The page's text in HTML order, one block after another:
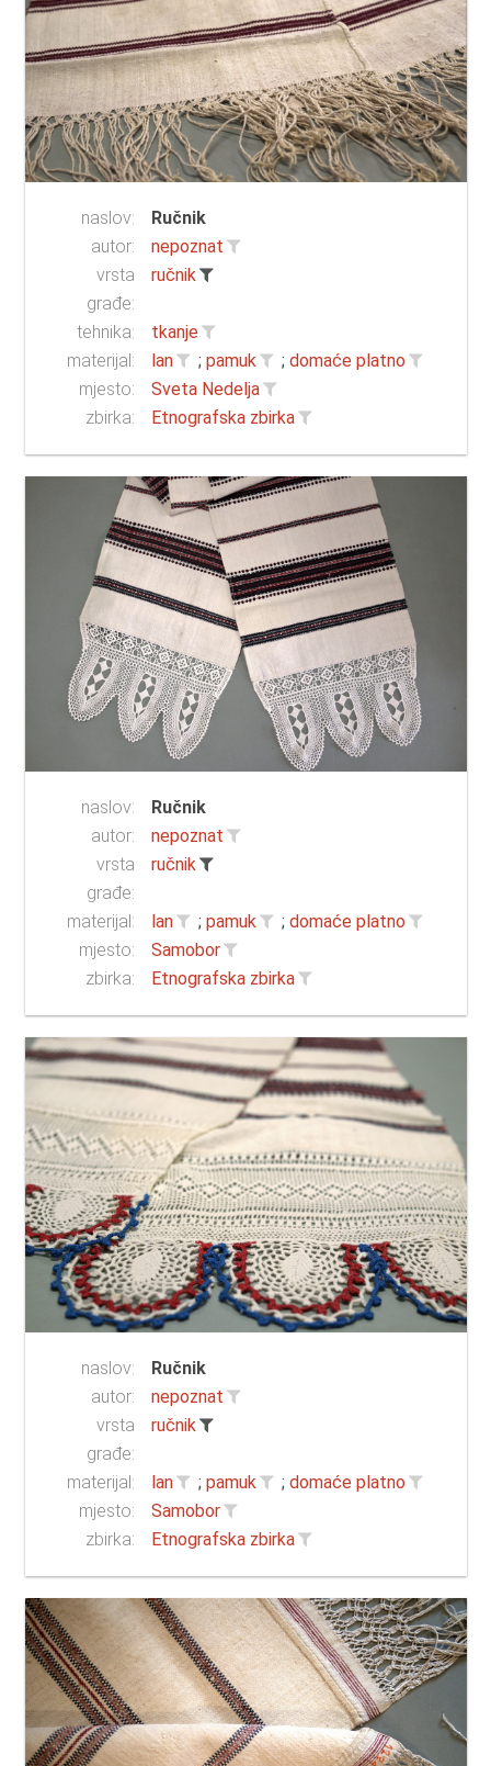
naslov:
Ručnik
autor:
nepoznat
vrsta
građe:
ručnik
tehnika:
tkanje
materijal:
lan ; pamuk ; domaće platno
mjesto:
Sveta Nedelja
zbirka:
Etnografska zbirka
naslov:
Ručnik
autor:
nepoznat
vrsta
građe:
ručnik
materijal: lan ; pamuk ; domaće platno
mjesto:
Samobor
zbirka:
Etnografska zbirka
naslov:
Ručnik
autor:
nepoznat
vrsta
građe:
ručnik
materijal: lan ; pamuk ; domaće platno
mjesto:
Samobor
zbirka:
Etnografska zbirka